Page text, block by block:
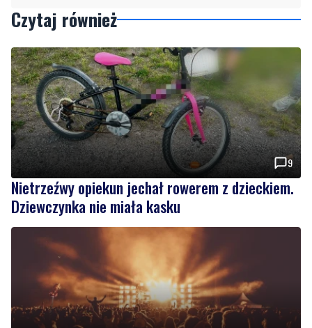
Czytaj również
9
Nietrzeźwy opiekun jechał rowerem z dzieckiem.
Dziewczynka nie miała kasku